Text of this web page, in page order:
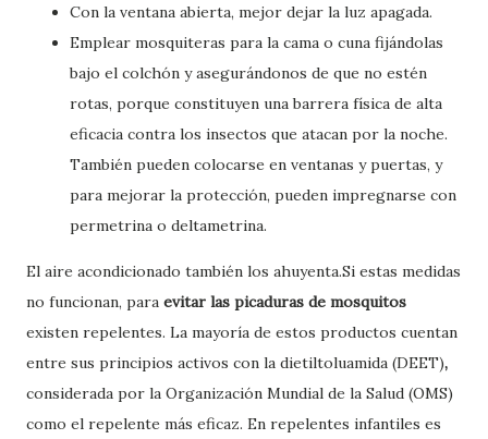
Con la ventana abierta, mejor dejar la luz apagada.
Emplear mosquiteras para la cama o cuna fijándolas
bajo el colchón y asegurándonos de que no estén
rotas, porque constituyen una barrera física de alta
eficacia contra los insectos que atacan por la noche.
También pueden colocarse en ventanas y puertas, y
para mejorar la protección, pueden impregnarse con
permetrina o deltametrina.
El aire acondicionado también los ahuyenta.Si estas medidas
no funcionan, para evitar las picaduras de mosquitos
existen repelentes. La mayoría de estos productos cuentan
entre sus principios activos con la dietiltoluamida (DEET),
considerada por la Organización Mundial de la Salud (OMS)
como el repelente más eficaz. En repelentes infantiles es